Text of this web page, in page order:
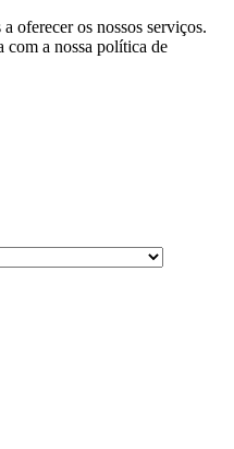
oferecer os nossos serviços.
com a nossa política de